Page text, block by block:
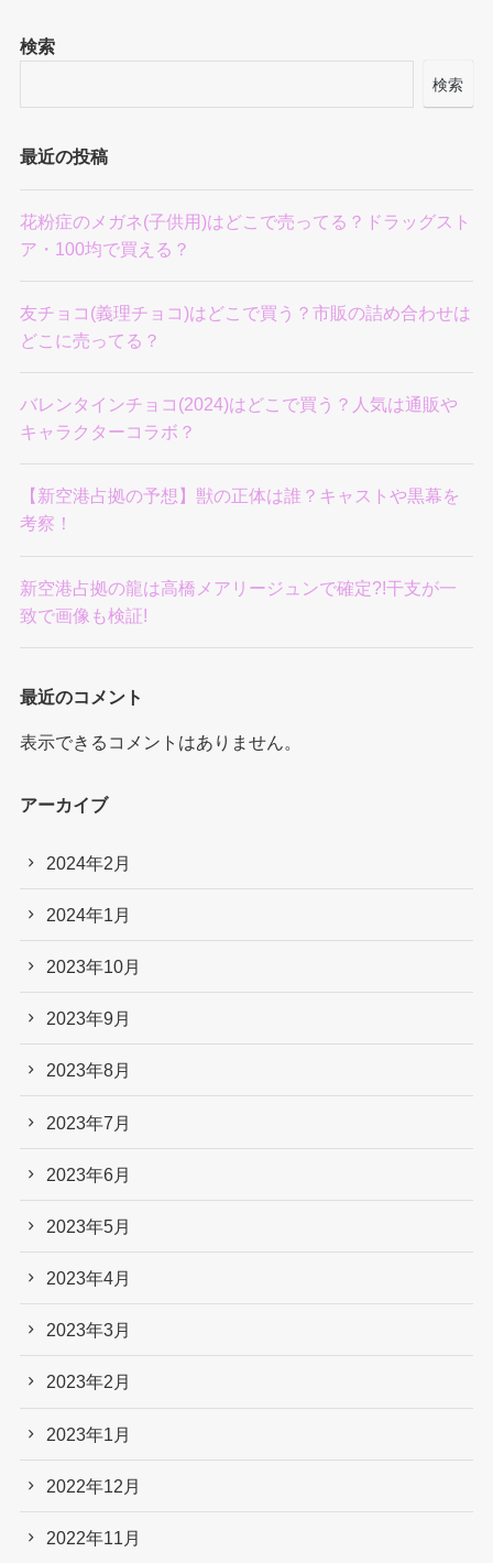
検索
検索
最近の投稿
花粉症のメガネ(子供用)はどこで売ってる？ドラッグスト
ア・100均で買える？
友チョコ(義理チョコ)はどこで買う？市販の詰め合わせは
どこに売ってる？
バレンタインチョコ(2024)はどこで買う？人気は通販や
キャラクターコラボ？
【新空港占拠の予想】獣の正体は誰？キャストや黒幕を
考察！
新空港占拠の龍は高橋メアリージュンで確定?!干支が一
致で画像も検証!
最近のコメント
表示できるコメントはありません。
アーカイブ
2024年2月
2024年1月
2023年10月
2023年9月
2023年8月
2023年7月
2023年6月
2023年5月
2023年4月
2023年3月
2023年2月
2023年1月
2022年12月
2022年11月